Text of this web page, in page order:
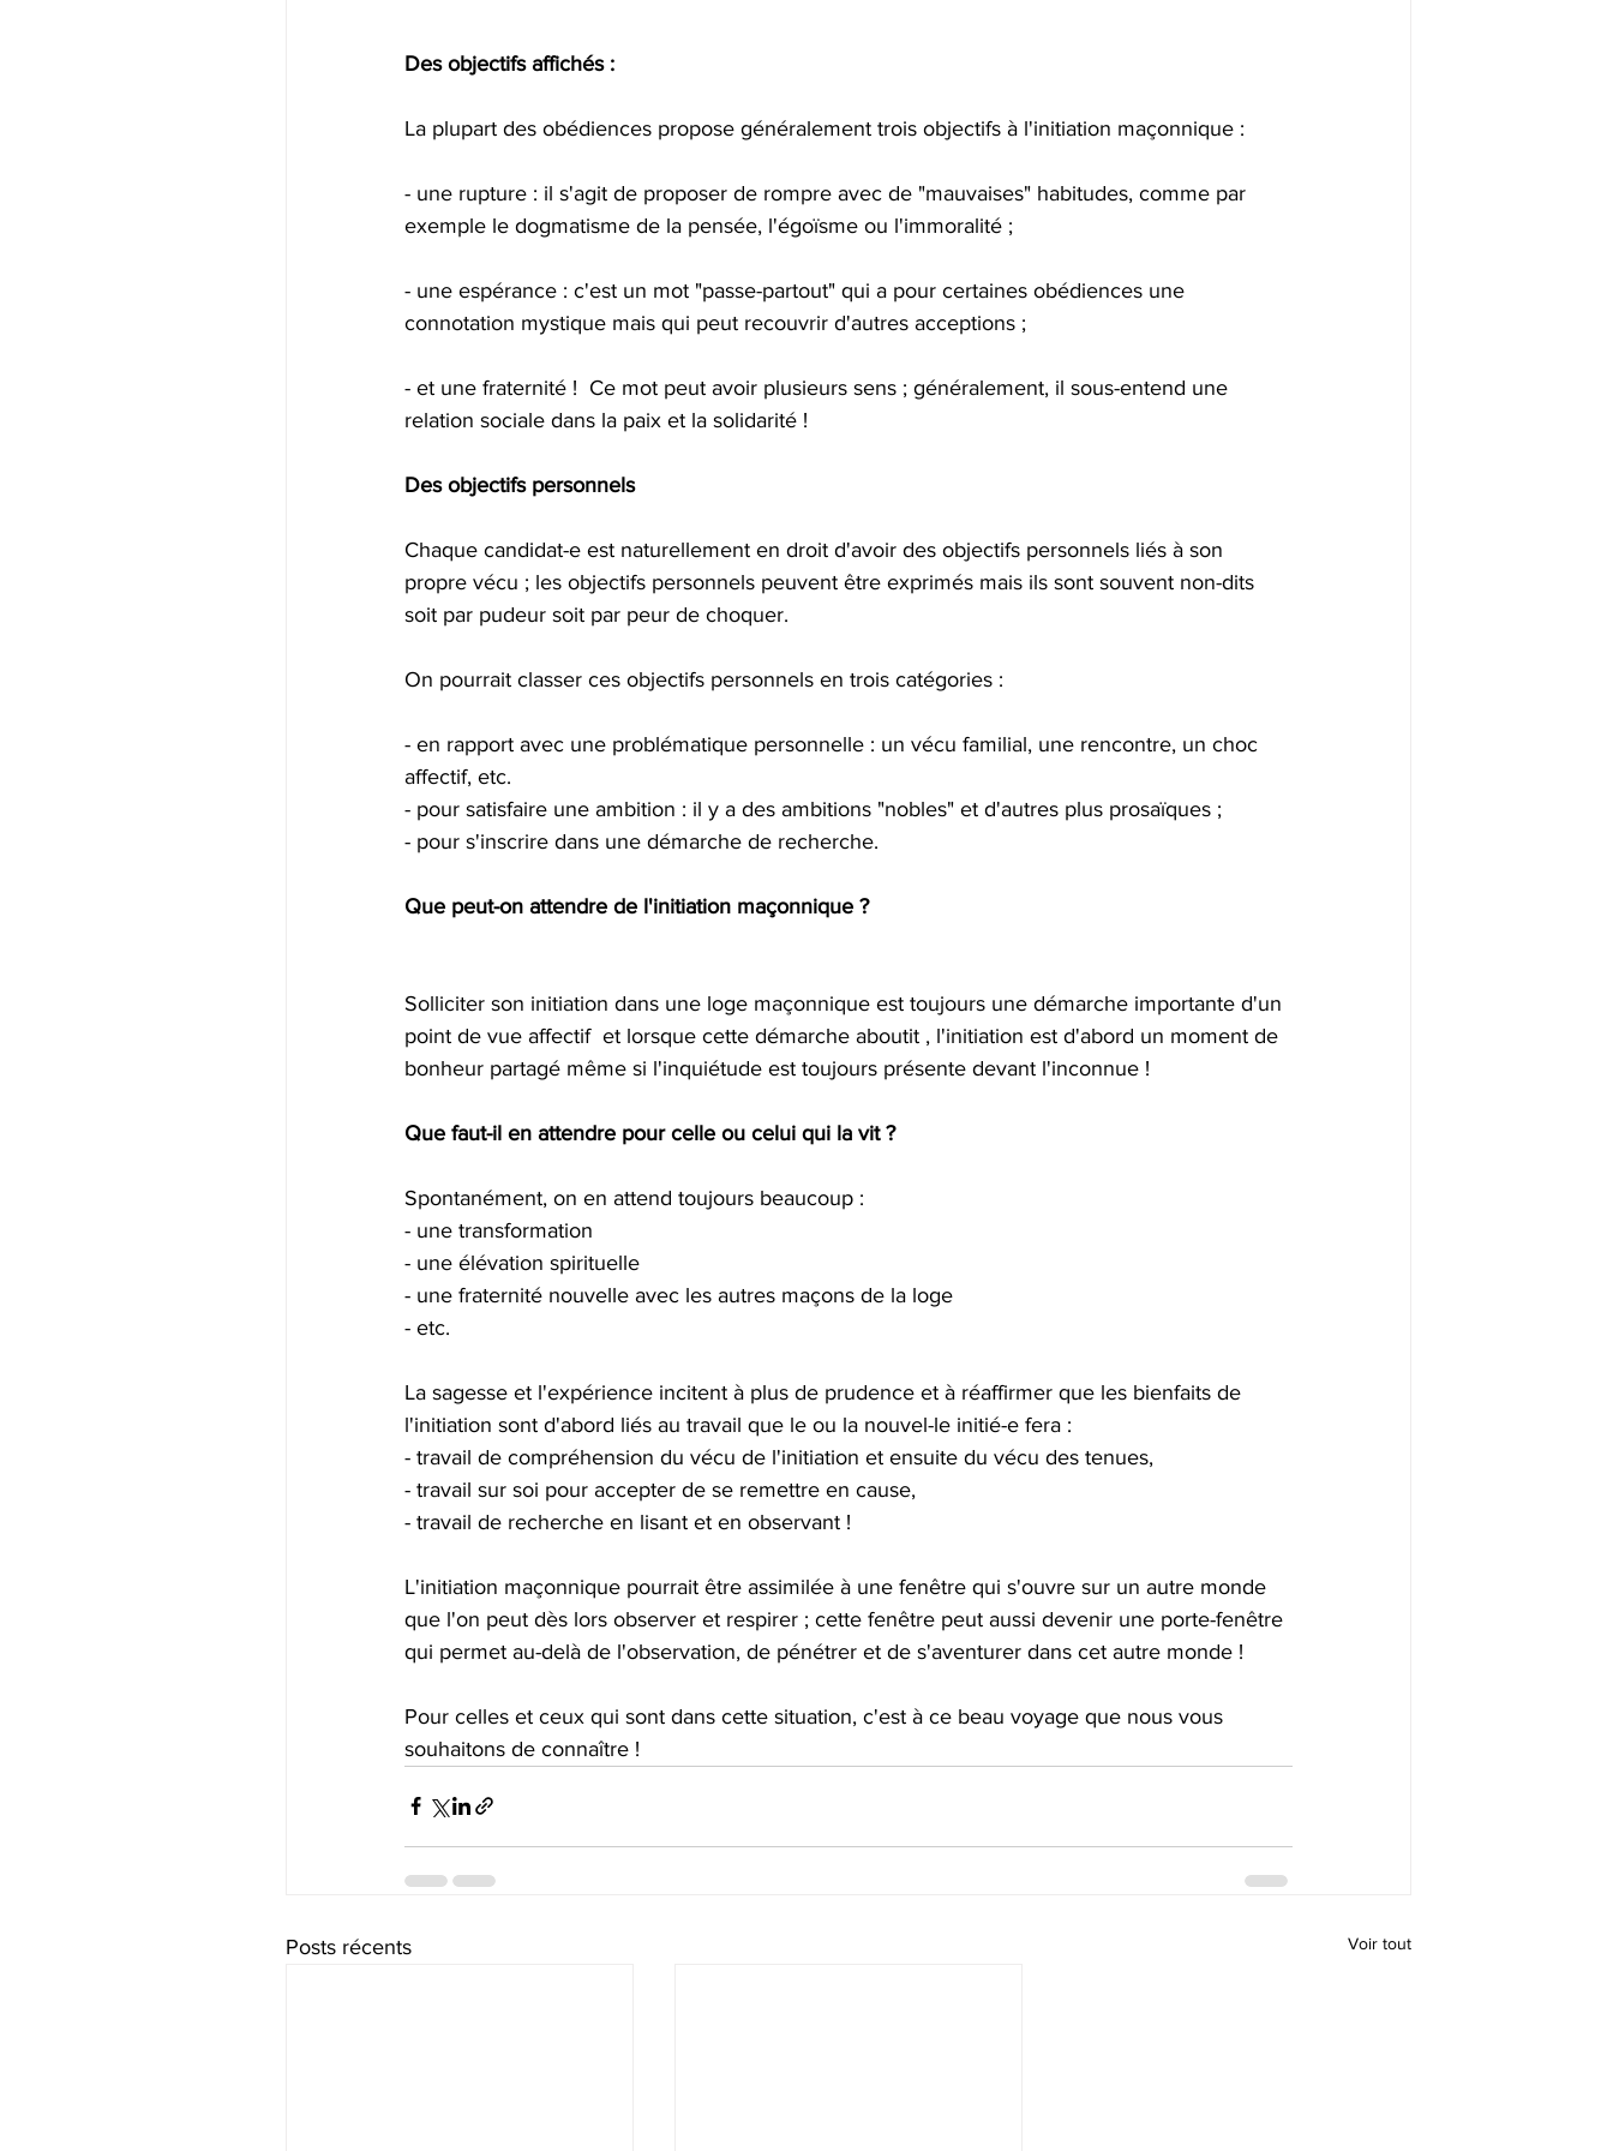
Des objectifs affichés :
La plupart des obédiences propose généralement trois objectifs à l'initiation maçonnique :
- une rupture : il s'agit de proposer de rompre avec de "mauvaises" habitudes, comme par
exemple le dogmatisme de la pensée, l'égoïsme ou l'immoralité ;
- une espérance : c'est un mot "passe-partout" qui a pour certaines obédiences une
connotation mystique mais qui peut recouvrir d'autres acceptions ;
- et une fraternité !  Ce mot peut avoir plusieurs sens ; généralement, il sous-entend une
relation sociale dans la paix et la solidarité !
Des objectifs personnels
Chaque candidat-e est naturellement en droit d'avoir des objectifs personnels liés à son
propre vécu ; les objectifs personnels peuvent être exprimés mais ils sont souvent non-dits
soit par pudeur soit par peur de choquer.
On pourrait classer ces objectifs personnels en trois catégories :
- en rapport avec une problématique personnelle : un vécu familial, une rencontre, un choc
affectif, etc.
- pour satisfaire une ambition : il y a des ambitions "nobles" et d'autres plus prosaïques ;
- pour s'inscrire dans une démarche de recherche.
Que peut-on attendre de l'initiation maçonnique ?
Solliciter son initiation dans une loge maçonnique est toujours une démarche importante d'un
point de vue affectif  et lorsque cette démarche aboutit , l'initiation est d'abord un moment de
bonheur partagé même si l'inquiétude est toujours présente devant l'inconnue !
Que faut-il en attendre pour celle ou celui qui la vit ?
Spontanément, on en attend toujours beaucoup :
- une transformation
- une élévation spirituelle
- une fraternité nouvelle avec les autres maçons de la loge
- etc.
La sagesse et l'expérience incitent à plus de prudence et à réaffirmer que les bienfaits de
l'initiation sont d'abord liés au travail que le ou la nouvel-le initié-e fera :
- travail de compréhension du vécu de l'initiation et ensuite du vécu des tenues,
- travail sur soi pour accepter de se remettre en cause,
- travail de recherche en lisant et en observant !
L'initiation maçonnique pourrait être assimilée à une fenêtre qui s'ouvre sur un autre monde
que l'on peut dès lors observer et respirer ; cette fenêtre peut aussi devenir une porte-fenêtre
qui permet au-delà de l'observation, de pénétrer et de s'aventurer dans cet autre monde !
Pour celles et ceux qui sont dans cette situation, c'est à ce beau voyage que nous vous
souhaitons de connaître !
Posts récents Voir tout